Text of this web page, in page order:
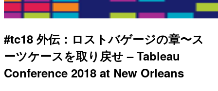
#tc18 外伝：ロストバゲージの章〜ス
ーツケースを取り戻せ – Tableau
Conference 2018 at New Orleans